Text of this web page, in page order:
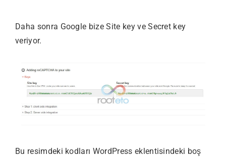
Daha sonra Google bize Site key ve Secret key
veriyor.
Bu resimdeki kodları WordPress eklentisindeki boş